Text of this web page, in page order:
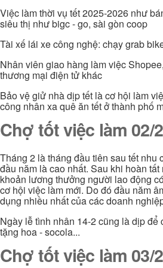
Việc làm thời vụ tết 2025-2026 như
siêu thị như bigc - go, sài gòn coop
Tài xế lái xe công nghệ: chạy grab
Nhân viên giao hàng làm việc
thương mại điện tử khác
Bảo vệ giử nhà dịp tết là cơ hội làm
công nhân xa quê ăn tết ở thành phố
Chợ tốt việc làm 02/
Tháng 2 là tháng đầu tiên sau tết nhu
đầu năm là cao nhất. Sau khi hoàn
khoản lương thưởng người lao động
cơ hội việc làm mới. Do đó đầu năm
dụng nhiều nhất của các doanh
Ngày lễ tình nhân 14-2 cũng là dịp
tặng hoa - socola...
Chợ tốt việc làm 03/